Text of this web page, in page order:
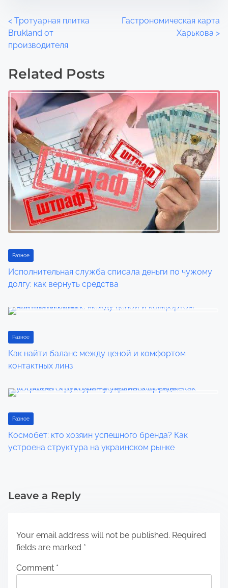
P
o
s
s
n
a
v
i
a
t
i
o
n
< Тротуарная плитка
Brukland от
производителя
Гастрономическая карта
Харькова >
Related Posts
Разное
Исполнительная служба списала деньги по чужому
долгу: как вернуть средства
Разное
Как найти баланс между ценой и комфортом
контактных линз
Разное
Космобет: кто хозяин успешного бренда? Как
устроена структура на украинском рынке
Leave a Reply
Your email address will not be published. Required
fields are marked *
Comment *